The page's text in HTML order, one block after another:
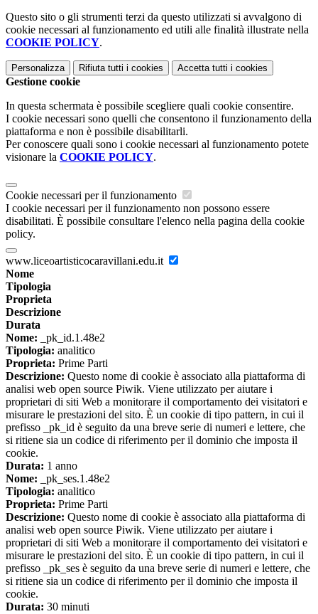
Questo sito o gli strumenti terzi da questo utilizzati si avvalgono di
cookie necessari al funzionamento ed utili alle finalità illustrate nella
COOKIE POLICY.
Personalizza Rifiuta tutti i cookies Accetta tutti i cookies
Gestione cookie
In questa schermata è possibile scegliere quali cookie consentire.
I cookie necessari sono quelli che consentono il funzionamento della
piattaforma e non è possibile disabilitarli.
Per conoscere quali sono i cookie necessari al funzionamento potete
visionare la COOKIE POLICY.
Cookie necessari per il funzionamento
I cookie necessari per il funzionamento non possono essere
disabilitati. È possibile consultare l'elenco nella pagina della cookie
policy.
www.liceoartisticocaravillani.edu.it
Nome
Tipologia
Proprieta
Descrizione
Durata
Nome: _pk_id.1.48e2
Tipologia: analitico
Proprieta: Prime Parti
Descrizione: Questo nome di cookie è associato alla piattaforma di
analisi web open source Piwik. Viene utilizzato per aiutare i
proprietari di siti Web a monitorare il comportamento dei visitatori e
misurare le prestazioni del sito. È un cookie di tipo pattern, in cui il
prefisso _pk_id è seguito da una breve serie di numeri e lettere, che
si ritiene sia un codice di riferimento per il dominio che imposta il
cookie.
Durata: 1 anno
Nome: _pk_ses.1.48e2
Tipologia: analitico
Proprieta: Prime Parti
Descrizione: Questo nome di cookie è associato alla piattaforma di
analisi web open source Piwik. Viene utilizzato per aiutare i
proprietari di siti Web a monitorare il comportamento dei visitatori e
misurare le prestazioni del sito. È un cookie di tipo pattern, in cui il
prefisso _pk_ses è seguito da una breve serie di numeri e lettere, che
si ritiene sia un codice di riferimento per il dominio che imposta il
cookie.
Durata: 30 minuti